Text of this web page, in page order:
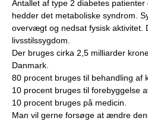
Antallet af type 2 diabetes
hedder det metaboliske syndrom.
overvægt og nedsat fysisk aktivitet.
livsstilssygdom.
Der bruges cirka 2,5 milliarder
Danmark.
80 procent bruges til behandling af
10 procent bruges til forebyggelse
10 procent bruges på medicin.
Man vil gerne forsøge at ændre